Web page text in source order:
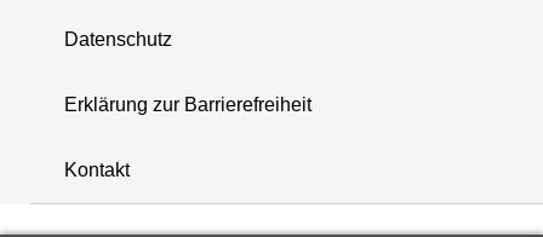
+
−
Datenschutz
Erklärung zur Barrierefreiheit
Kontakt